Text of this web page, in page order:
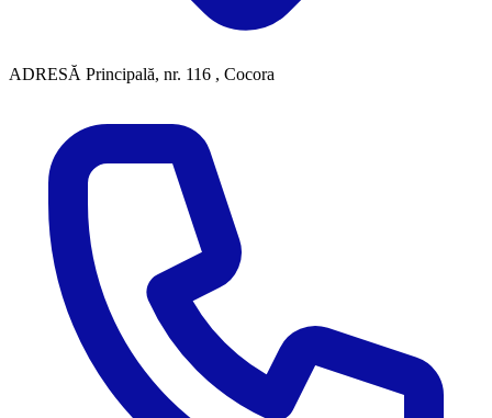
ADRESĂ Principală, nr. 116 , Cocora